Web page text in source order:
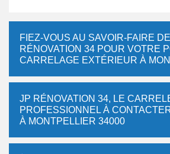
FIEZ-VOUS AU SAVOIR-FAIRE
RÉNOVATION 34 POUR VOTRE
CARRELAGE EXTÉRIEUR À
JP RÉNOVATION 34, LE
PROFESSIONNEL À
À MONTPELLIER 34000